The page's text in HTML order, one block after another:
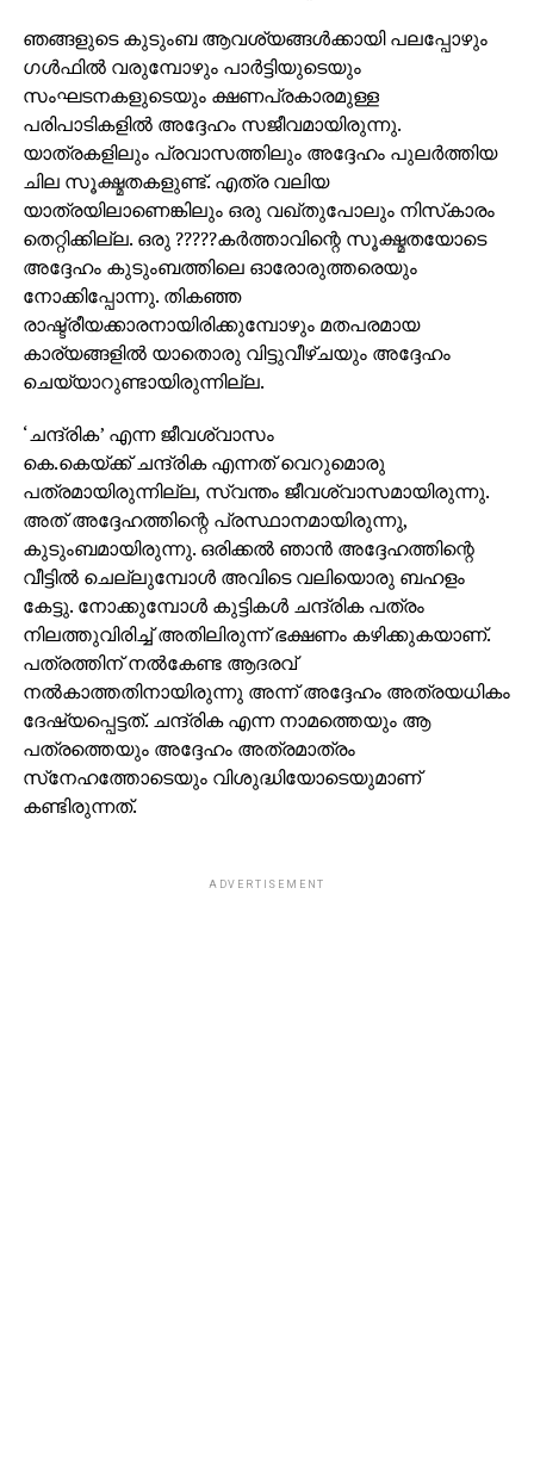
ഞങ്ങളുടെ കുടുംബ ആവശ്യങ്ങള്‍ക്കായി പലപ്പോഴും
ഗള്‍ഫില്‍ വരുമ്പോഴും പാര്‍ട്ടിയുടെയും
സംഘടനകളുടെയും ക്ഷണപ്രകാരമുള്ള
പരിപാടികളില്‍ അദ്ദേഹം സജീവമായിരുന്നു.
യാത്രകളിലും പ്രവാസത്തിലും അദ്ദേഹം പുലര്‍ത്തിയ
ചില സൂക്ഷ്മതകളുണ്ട്. എത്ര വലിയ
യാത്രയിലാണെങ്കിലും ഒരു വഖ്തുപോലും നിസ്‌കാരം
തെറ്റിക്കില്ല. ഒരു ?????കര്‍ത്താവിന്റെ സൂക്ഷ്മതയോടെ
അദ്ദേഹം കുടുംബത്തിലെ ഓരോരുത്തരെയും
നോക്കിപ്പോന്നു. തികഞ്ഞ
രാഷ്ട്രീയക്കാരനായിരിക്കുമ്പോഴും മതപരമായ
കാര്യങ്ങളില്‍ യാതൊരു വിട്ടുവീഴ്ചയും അദ്ദേഹം
ചെയ്യാറുണ്ടായിരുന്നില്ല.
‘ചന്ദ്രിക’ എന്ന ജീവശ്വാസം
കെ.കെയ്ക്ക് ചന്ദ്രിക എന്നത് വെറുമൊരു
പത്രമായിരുന്നില്ല, സ്വന്തം ജീവശ്വാസമായിരുന്നു.
അത് അദ്ദേഹത്തിന്റെ പ്രസ്ഥാനമായിരുന്നു,
കുടുംബമായിരുന്നു. ഒരിക്കല്‍ ഞാന്‍ അദ്ദേഹത്തിന്റെ
വീട്ടില്‍ ചെല്ലുമ്പോള്‍ അവിടെ വലിയൊരു ബഹളം
കേട്ടു. നോക്കുമ്പോള്‍ കുട്ടികള്‍ ചന്ദ്രിക പത്രം
നിലത്തുവിരിച്ച് അതിലിരുന്ന് ഭക്ഷണം കഴിക്കുകയാണ്.
പത്രത്തിന് നല്‍കേണ്ട ആദരവ്
നല്‍കാത്തതിനായിരുന്നു അന്ന് അദ്ദേഹം അത്രയധികം
ദേഷ്യപ്പെട്ടത്. ചന്ദ്രിക എന്ന നാമത്തെയും ആ
പത്രത്തെയും അദ്ദേഹം അത്രമാത്രം
സ്‌നേഹത്തോടെയും വിശുദ്ധിയോടെയുമാണ്
കണ്ടിരുന്നത്.
ADVERTISEMENT